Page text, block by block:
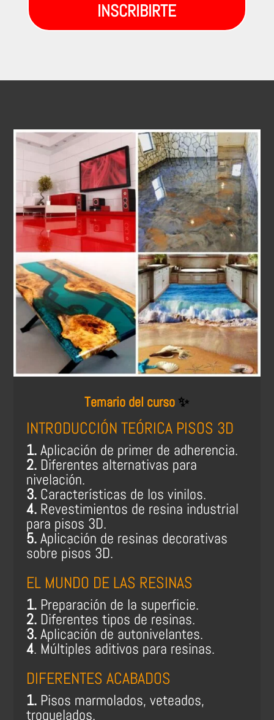
INSCRIBIRTE
Temario del curso✨
INTRODUCCIÓN TEÓRICA PISOS 3D
1.Aplicación de primer de adherencia.
2.Diferentes alternativas para
nivelación.
3.Características de los vinilos.
4.Revestimientos de resina industrial
para pisos 3D.
5.Aplicación de resinas decorativas
sobre pisos 3D.
EL MUNDO DE LAS RESINAS
1.Preparación de la superficie.
2.Diferentes tipos de resinas.
3.Aplicación de autonivelantes.
4. Múltiples aditivos para resinas.
DIFERENTES ACABADOS
1.Pisos marmolados, veteados,
troquelados.